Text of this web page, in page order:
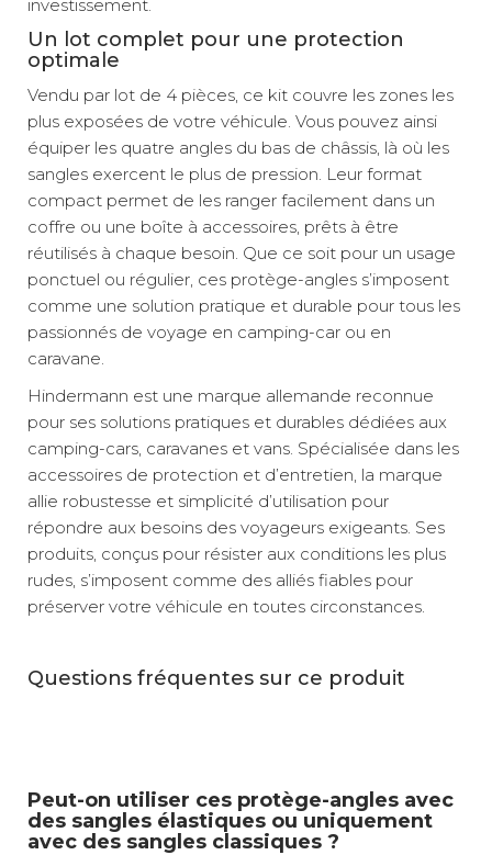
investissement.
Un lot complet pour une protection
optimale
Vendu par lot de 4 pièces, ce kit couvre les zones les
plus exposées de votre véhicule. Vous pouvez ainsi
équiper les quatre angles du bas de châssis, là où les
sangles exercent le plus de pression. Leur format
compact permet de les ranger facilement dans un
coffre ou une boîte à accessoires, prêts à être
réutilisés à chaque besoin. Que ce soit pour un usage
ponctuel ou régulier, ces protège-angles s’imposent
comme une solution pratique et durable pour tous les
passionnés de voyage en camping-car ou en
caravane.
Hindermann est une marque allemande reconnue
pour ses solutions pratiques et durables dédiées aux
camping-cars, caravanes et vans. Spécialisée dans les
accessoires de protection et d’entretien, la marque
allie robustesse et simplicité d’utilisation pour
répondre aux besoins des voyageurs exigeants. Ses
produits, conçus pour résister aux conditions les plus
rudes, s’imposent comme des alliés fiables pour
préserver votre véhicule en toutes circonstances.
Questions fréquentes sur ce produit
Peut-on utiliser ces protège-angles avec
des sangles élastiques ou uniquement
avec des sangles classiques ?